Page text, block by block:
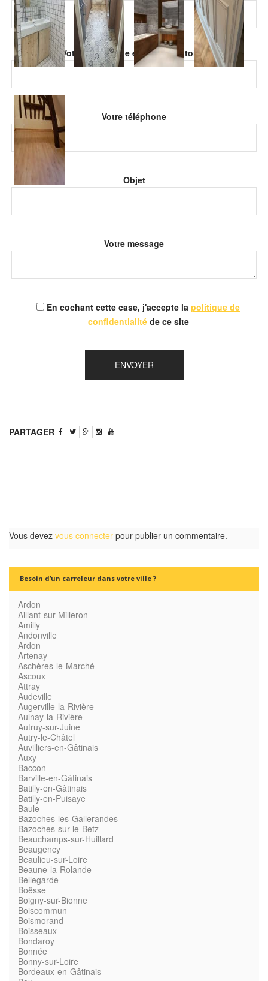
Veuillez laisser ce champ vide.
Votre adresse de email (obligatoire)
Votre téléphone
Objet
Votre message
En cochant cette case, j'accepte la politique de
confidentialitéde ce site
PARTAGER
Vous devez vous connecter pour publier un commentaire.
Besoin d’un carreleur dans votre ville ?
Ardon
Aillant-sur-Milleron
Amilly
Andonville
Ardon
Artenay
Aschères-le-Marché
Ascoux
Attray
Audeville
Augerville-la-Rivière
Aulnay-la-Rivière
Autruy-sur-Juine
Autry-le-Châtel
Auvilliers-en-Gâtinais
Auxy
Baccon
Barville-en-Gâtinais
Batilly-en-Gâtinais
Batilly-en-Puisaye
Baule
Bazoches-les-Gallerandes
Bazoches-sur-le-Betz
Beauchamps-sur-Huillard
Beaugency
Beaulieu-sur-Loire
Beaune-la-Rolande
Bellegarde
Boësse
Boigny-sur-Bionne
Boiscommun
Boismorand
Boisseaux
Bondaroy
Bonnée
Bonny-sur-Loire
Bordeaux-en-Gâtinais